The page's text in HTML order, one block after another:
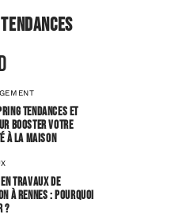
Tendances et
booster votre
à la maison
travaux de
à Rennes : pourquoi
?